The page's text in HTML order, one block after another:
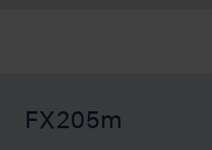
FX205m